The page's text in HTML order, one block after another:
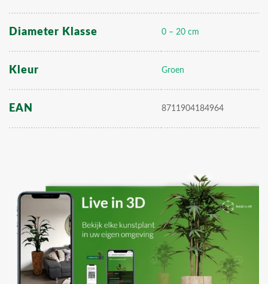
Diameter Klasse 0 – 20 cm
Kleur Groen
EAN 8711904184964